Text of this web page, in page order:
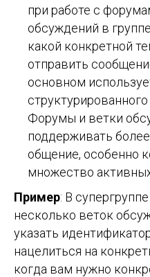
при работе с
обсуждений в
какой конкретной
отправить
основном
Форумы и ветки
поддерживать
общение, особенно
множество
Пример: В
несколько веток
указать
нацелиться на
когда вам нужно